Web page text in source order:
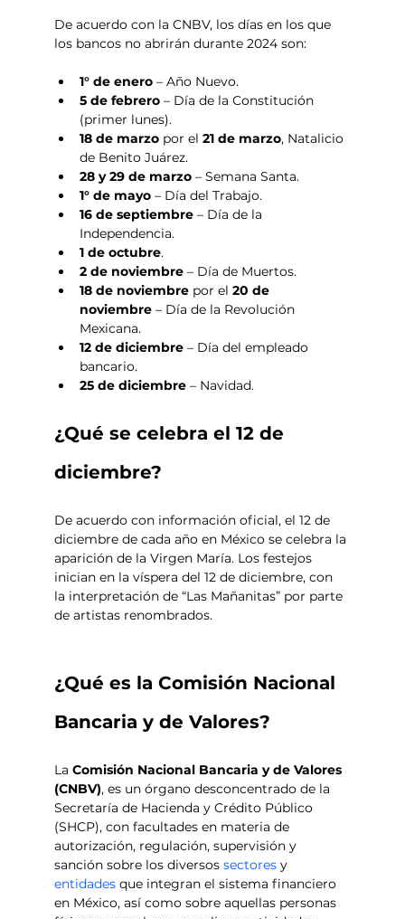
De acuerdo con la CNBV, los días en los que
los bancos no abrirán durante 2024 son:
1° de enero – Año Nuevo.
5 de febrero – Día de la Constitución
(primer lunes).
18 de marzo por el 21 de marzo, Natalicio
de Benito Juárez.
28 y 29 de marzo – Semana Santa.
1° de mayo – Día del Trabajo.
16 de septiembre – Día de la
Independencia.
1 de octubre.
2 de noviembre – Día de Muertos.
18 de noviembre por el 20 de
noviembre – Día de la Revolución
Mexicana.
12 de diciembre – Día del empleado
bancario.
25 de diciembre – Navidad.
¿Qué se celebra el 12 de
diciembre?
De acuerdo con información oficial, el 12 de
diciembre de cada año en México se celebra la
aparición de la Virgen María. Los festejos
inician en la víspera del 12 de diciembre, con
la interpretación de “Las Mañanitas” por parte
de artistas renombrados.
¿Qué es la Comisión Nacional
Bancaria y de Valores?
La Comisión Nacional Bancaria y de Valores
(CNBV), es un órgano desconcentrado de la
Secretaría de Hacienda y Crédito Público
(SHCP), con facultades en materia de
autorización, regulación, supervisión y
sanción sobre los diversos sectores y
entidades que integran el sistema financiero
en México, así como sobre aquellas personas